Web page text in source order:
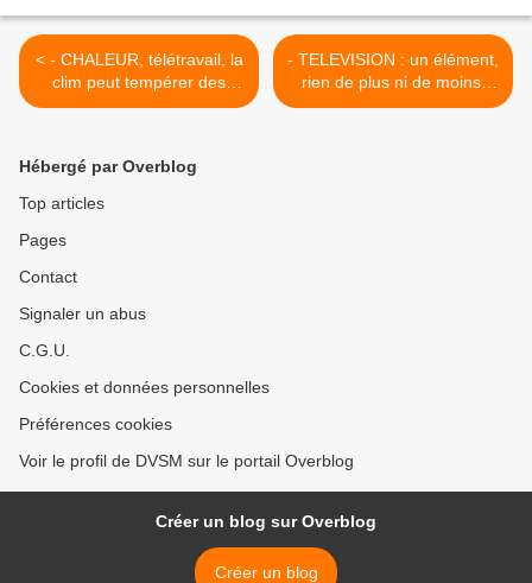
< - CHALEUR, télétravail, la
clim peut tempérer des
nuances fiscales entre
- TELEVISION : un élément,
rien de plus ni de moins,
dans un vaste ensemble,
Hébergé par Overblog
Top articles
Pages
Contact
Signaler un abus
C.G.U.
Cookies et données personnelles
Préférences cookies
Voir le profil de DVSM sur le portail Overblog
Créer un blog sur Overblog
Créer un blog